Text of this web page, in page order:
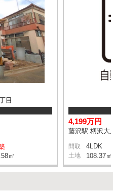
目
㎡
4,199万円
藤沢駅 柄沢大
間取 4LDK
土地 108.37㎡